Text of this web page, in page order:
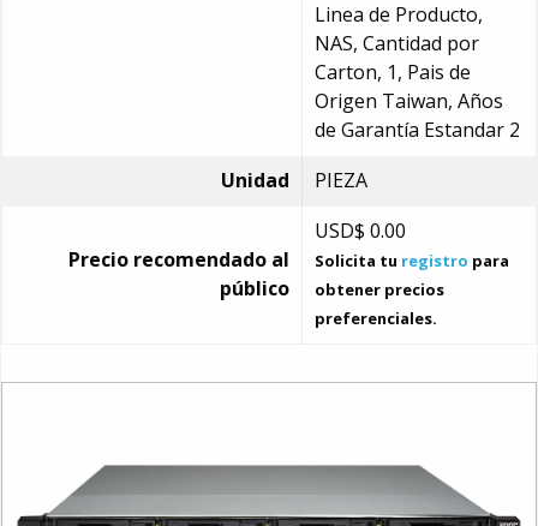
Linea de Producto,
NAS, Cantidad por
Carton, 1, Pais de
Origen Taiwan, Años
de Garantía Estandar 2
Unidad
PIEZA
Precio recomendado al
público
USD$ 0.00
Solicita tu registro para
obtener precios
preferenciales.